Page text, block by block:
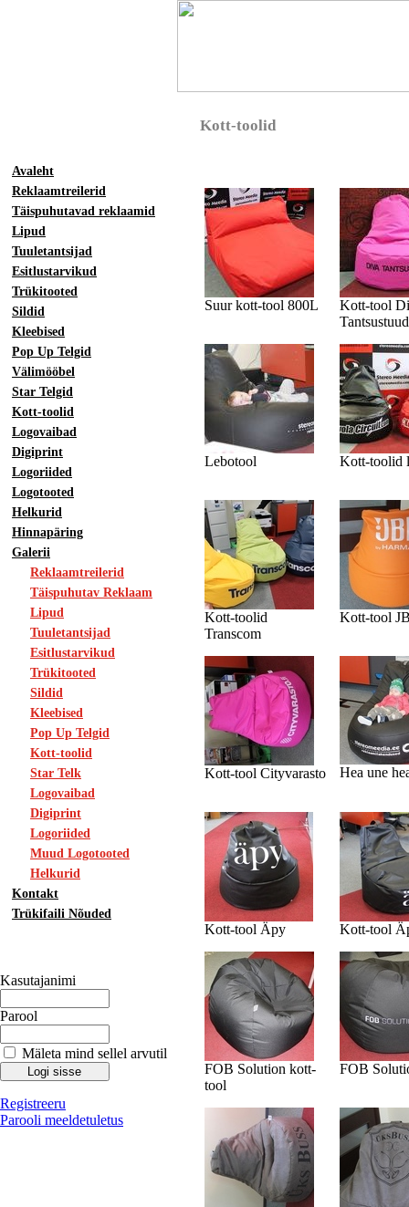
Kott-toolid
Avaleht
Reklaamtreilerid
Täispuhutavad reklaamid
Lipud
Tuuletantsijad
Esitlustarvikud
Trükitooted
Sildid
Kleebised
Pop Up Telgid
Välimööbel
Star Telgid
Kott-toolid
Logovaibad
Digiprint
Logoriided
Logotooted
Helkurid
Hinnapäring
Galerii
Reklaamtreilerid
Täispuhutav Reklaam
Lipud
Tuuletantsijad
Esitlustarvikud
Trükitooted
Sildid
Kleebised
Pop Up Telgid
Kott-toolid
Star Telk
Logovaibad
Digiprint
Logoriided
Muud Logotooted
Helkurid
Kontakt
Trükifaili Nõuded
Kasutajanimi
Parool
Mäleta mind sellel arvutil
Registreeru
Parooli meeldetuletus
Suur kott-tool 800L
Kott-tool
Lebotool Kott-toolid
Kott-toolid
Transcom
Kott-tool
Kott-tool Cityvarasto Hea une
Kott-tool Äpy Kott-tool
FOB Solution kott-
tool
FOB